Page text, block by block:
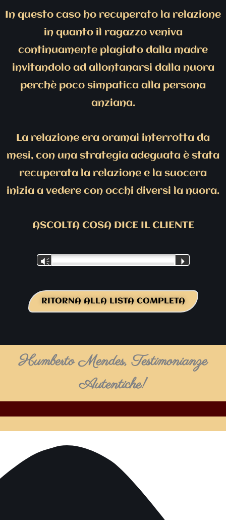
In questo caso ho recuperato la relazione
in quanto il ragazzo veniva
continuamente plagiato dalla madre
invitandolo ad allontanarsi dalla nuora
perchè poco simpatica alla persona
anziana.
La relazione era oramai interrotta da
mesi, con una strategia adeguata è stata
recuperata la relazione e la suocera
inizia a vedere con occhi diversi la nuora.
ASCOLTA COSA DICE IL CLIENTE
Audio
Vm P
RITORNA ALLA LISTA COMPLETA
Humberto Mendes, Testimonianze
Autentiche!